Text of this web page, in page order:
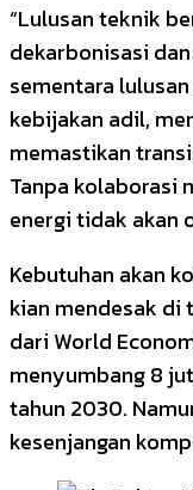
“Lulusan teknik
dekarbonisasi
sementara
kebijakan adil,
memastikan
Tanpa kolaborasi
energi tidak akan
Kebutuhan akan
kian mendesak di
dari World
menyumbang 8
tahun 2030.
kesenjangan